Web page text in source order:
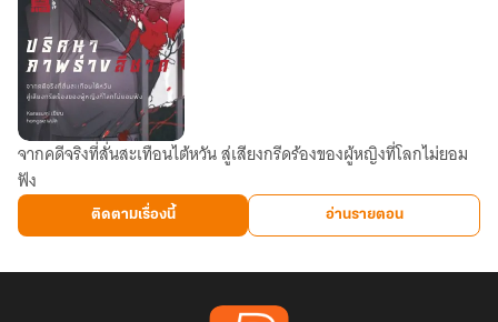
ปริศนา
ภาพ
ร่าง
สี
จากคดีจริงที่สั่นสะเทือนไต้หวัน สู่เสียงกรีดร้องของผู้หญิงที่โลกไม่ยอม
ฟัง
ติดตามเรื่องนี้ อ่านรายตอน